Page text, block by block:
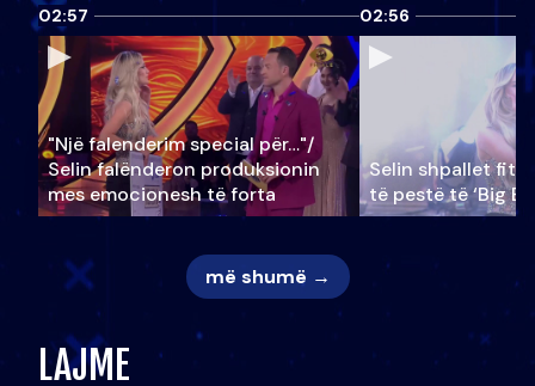
02:57
"Një falenderim special për…"/
Selin falënderon produksionin
mes emocionesh të forta
02:56
Selin shpallet
të pestë të ‘Big
më shumë →
LAJME